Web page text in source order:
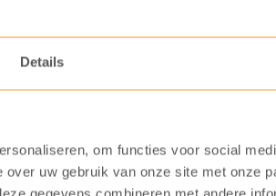
Details
om functies voor social
uw gebruik van onze site met onze
liefst 425 ml inhoud kun
wie uiterlijk heel